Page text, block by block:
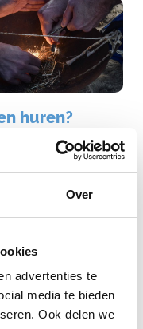
Over
advertenties te
media te bieden
Ook delen we
huren?
op Expeditie Robinson
Expeditie
Robinson aan
inzetbaar op een locatie
bedrijfskantine of een
vriendengroepen,